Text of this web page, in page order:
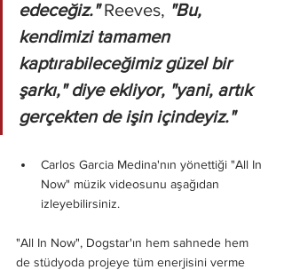
edeceğiz." Reeves, "Bu,
kendimizi tamamen
kaptırabileceğimiz güzel bir
şarkı," diye ekliyor, "yani, artık
gerçekten de işin içindeyiz."
Carlos Garcia Medina'nın yönettiği "All In
Now" müzik videosunu aşağıdan
izleyebilirsiniz.
"All In Now", Dogstar'ın hem sahnede hem
de stüdyoda projeye tüm enerjisini verme